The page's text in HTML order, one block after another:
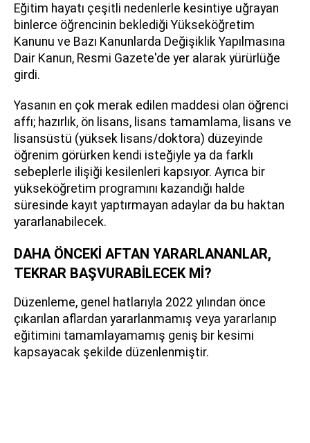
Eğitim hayatı çeşitli nedenlerle kesintiye uğrayan
binlerce öğrencinin beklediği Yükseköğretim
Kanunu ve Bazı Kanunlarda Değişiklik Yapılmasına
Dair Kanun, Resmi Gazete'de yer alarak yürürlüğe
girdi.
Yasanın en çok merak edilen maddesi olan öğrenci
affı; hazırlık, ön lisans, lisans tamamlama, lisans ve
lisansüstü (yüksek lisans/doktora) düzeyinde
öğrenim görürken kendi isteğiyle ya da farklı
sebeplerle ilişiği kesilenleri kapsıyor. Ayrıca bir
yükseköğretim programını kazandığı halde
süresinde kayıt yaptırmayan adaylar da bu haktan
yararlanabilecek.
DAHA ÖNCEKİ AFTAN YARARLANANLAR,
TEKRAR BAŞVURABİLECEK Mİ?
Düzenleme, genel hatlarıyla 2022 yılından önce
çıkarılan aflardan yararlanmamış veya yararlanıp
eğitimini tamamlayamamış geniş bir kesimi
kapsayacak şekilde düzenlenmiştir.